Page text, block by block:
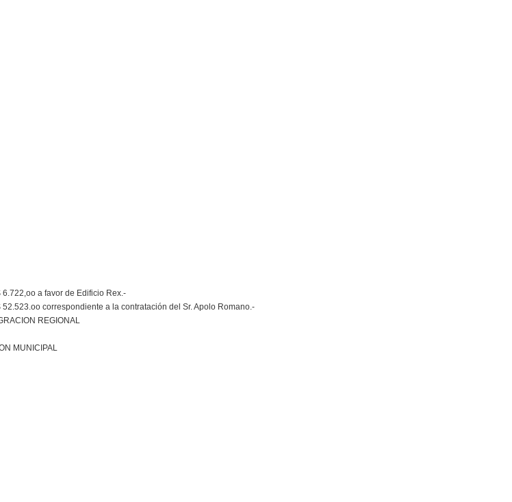
6.722,oo a favor de Edificio Rex.-
52.523.oo correspondiente a la contratación del Sr. Apolo Romano.-
REGIONAL
MUNICIPAL